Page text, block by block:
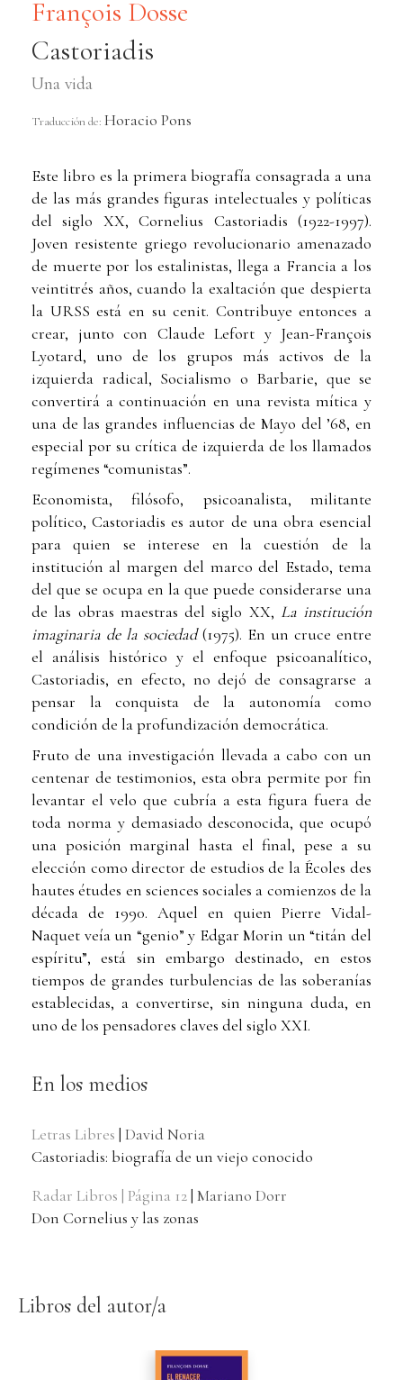
François Dosse
Castoriadis
Una vida
Traducción de: Horacio Pons
Este libro es la primera biografía consagrada a una
de las más grandes figuras intelectuales y políticas
del siglo XX, Cornelius Castoriadis (1922-1997).
Joven resistente griego revolucionario amenazado
de muerte por los estalinistas, llega a Francia a los
veintitrés años, cuando la exaltación que despierta
la URSS está en su cenit. Contribuye entonces a
crear, junto con Claude Lefort y Jean-François
Lyotard, uno de los grupos más activos de la
izquierda radical, Socialismo o Barbarie, que se
convertirá a continuación en una revista mítica y
una de las grandes influencias de Mayo del ’68, en
especial por su crítica de izquierda de los llamados
regímenes “comunistas”.
Economista, filósofo, psicoanalista, militante
político, Castoriadis es autor de una obra esencial
para quien se interese en la cuestión de la
institución al margen del marco del Estado, tema
del que se ocupa en la que puede considerarse una
de las obras maestras del siglo XX, La institución
imaginaria de la sociedad(1975). En un cruce entre
el análisis histórico y el enfoque psicoanalítico,
Castoriadis, en efecto, no dejó de consagrarse a
pensar la conquista de la autonomía como
condición de la profundización democrática.
Fruto de una investigación llevada a cabo con un
centenar de testimonios, esta obra permite por fin
levantar el velo que cubría a esta figura fuera de
toda norma y demasiado desconocida, que ocupó
una posición marginal hasta el final, pese a su
elección como director de estudios de la Écoles des
hautes études en sciences sociales a comienzos de la
década de 1990. Aquel en quien Pierre Vidal-
Naquet veía un “genio” y Edgar Morin un “titán del
espíritu”, está sin embargo destinado, en estos
tiempos de grandes turbulencias de las soberanías
establecidas, a convertirse, sin ninguna duda, en
uno de los pensadores claves del siglo XXI.
En los medios
Letras Libres | David Noria
Castoriadis: biografía de un viejo conocido
Radar Libros | Página 12| Mariano Dorr
Don Cornelius y las zonas
Libros del autor/a